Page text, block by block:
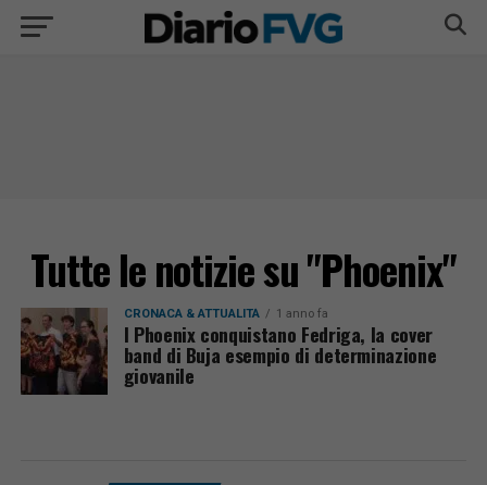
Tutte le notizie su "Phoenix"
CRONACA & ATTUALITÀ 1 anno fa
I Phoenix conquistano Fedriga, la cover
band di Buja esempio di determinazione
giovanile